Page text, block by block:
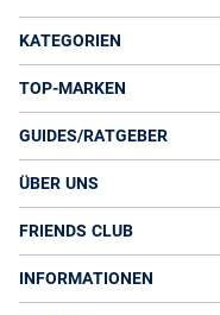
KATEGORIEN
TOP-MARKEN
GUIDES/RATGEBER
ÜBER UNS
FRIENDS CLUB
INFORMATIONEN